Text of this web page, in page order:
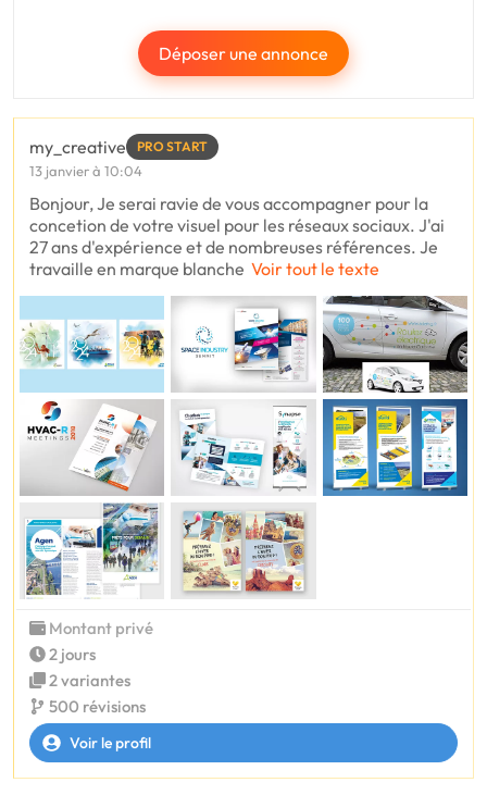
Déposer une annonce
my_creative PRO START
13 janvier à 10:04
Bonjour, Je serai ravie de vous accompagner pour la
concetion de votre visuel pour les réseaux sociaux. J'ai
27 ans d'expérience et de nombreuses références. Je
travaille en marque blanche Voir tout le texte
Montant privé
2 jours
2 variantes
500 révisions
Voir le profil